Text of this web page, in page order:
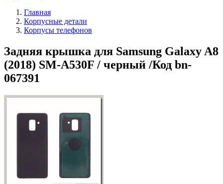
Главная
Корпусные детали
Корпусы телефонов
Задняя крышка для Samsung Galaxy A8
(2018) SM-A530F / черный /Код bn-
067391